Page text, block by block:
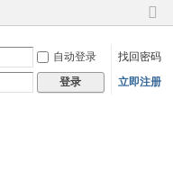
切
到
窄
自动登录
找回密码
登录 立即注册